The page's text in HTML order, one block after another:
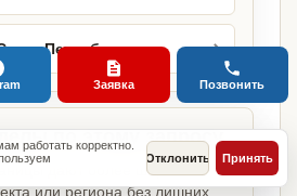
Петербурге
по этому запросу
дают более широкий
или региона без лишних
работать корректно.
Отклонить Принять
Заявка Позвонить